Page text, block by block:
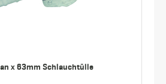
x 63mm Schlauchtülle